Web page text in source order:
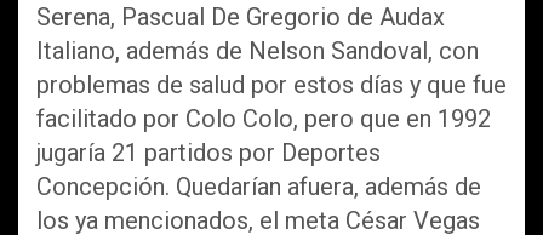
Serena, Pascual De Gregorio de Audax
Italiano, además de Nelson Sandoval, con
problemas de salud por estos días y que fue
facilitado por Colo Colo, pero que en 1992
jugaría 21 partidos por Deportes
Concepción. Quedarían afuera, además de
los ya mencionados, el meta César Vegas